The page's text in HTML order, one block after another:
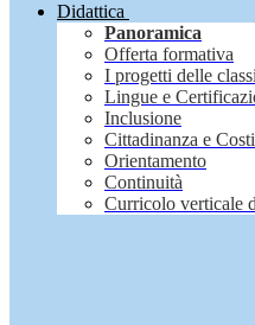
Didattica
Panoramica
Offerta formativa
I progetti delle classi
Lingue e
Inclusione
Cittadinanza e
Orientamento
Continuità
Curricolo verticale